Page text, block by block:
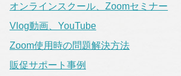
オンラインスクール、Zoomセミナー
Vlog動画、YouTube
Zoom使用時の問題解決方法
販促サポート事例